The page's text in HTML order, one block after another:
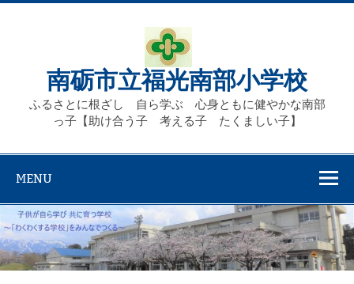
Skip
南砺市立福光南部小学校
ふるさとに根ざし 自ら学ぶ 心身ともに健やかな南部
っ子【助け合う子 考える子 たくましい子】
MENU